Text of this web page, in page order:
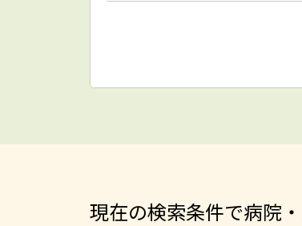
現在の検索条件で病院